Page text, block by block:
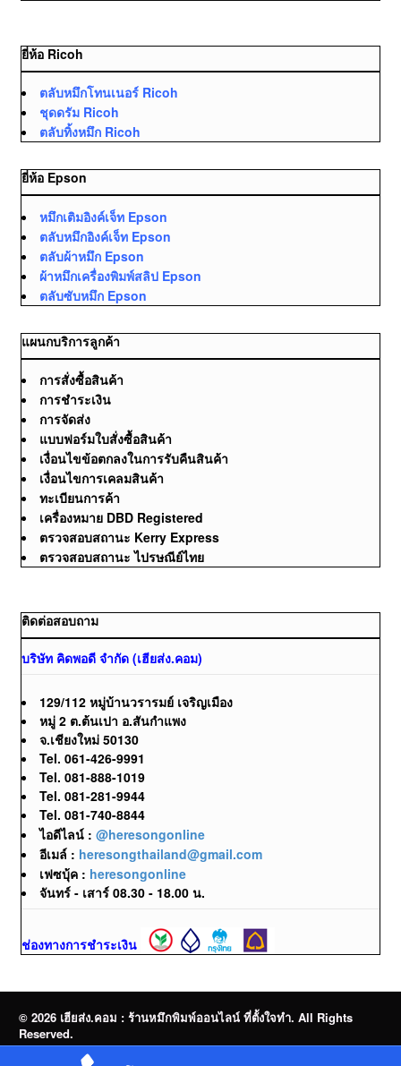
ยี่ห้อ Ricoh
ตลับหมึกโทนเนอร์ Ricoh
ชุดดรัม Ricoh
ตลับทิ้งหมึก Ricoh
ยี่ห้อ Epson
หมึกเติมอิงค์เจ็ท Epson
ตลับหมึกอิงค์เจ็ท Epson
ตลับผ้าหมึก Epson
ผ้าหมึกเครื่องพิมพ์สลิป Epson
ตลับซับหมึก Epson
แผนกบริการลูกค้า
การสั่งซื้อสินค้า
การชำระเงิน
การจัดส่ง
แบบฟอร์มใบสั่งซื้อสินค้า
เงื่อนไขข้อตกลงในการรับคืนสินค้า
เงื่อนไขการเคลมสินค้า
ทะเบียนการค้า
เครื่องหมาย DBD Registered
ตรวจสอบสถานะ Kerry Express
ตรวจสอบสถานะ ไปรษณีย์ไทย
ติดต่อสอบถาม
บริษัท คิดพอดี จำกัด (เฮียส่ง.คอม)
129/112 หมู่บ้านวรารมย์ เจริญเมือง
หมู่ 2 ต.ต้นเปา อ.สันกำแพง
จ.เชียงใหม่ 50130
Tel. 061-426-9991
Tel. 081-888-1019
Tel. 081-281-9944
Tel. 081-740-8844
ไอดีไลน์ : @heresongonline
อีเมล์ : heresongthailand@gmail.com
เฟซบุ้ค : heresongonline
จันทร์ - เสาร์ 08.30 - 18.00 น.
ช่องทางการชำระเงิน
© 2026 เฮียส่ง.คอม : ร้านหมึกพิมพ์ออนไลน์ ที่ตั้งใจทำ. All Rights
Reserved.
จำหน่ายหมึกพิมพ์ออนไลน์ | Brother | Canon | Epson | HP | OKI |